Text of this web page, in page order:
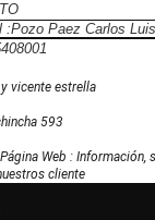
:Pozo Paez Carlos Luis
vicente estrella
593
Web : Información,
cliente